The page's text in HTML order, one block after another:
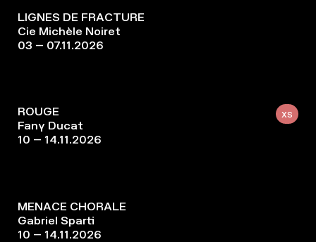
LIGNES DE FRACTURE
Cie Michèle Noiret
03 – 07.11.2026
XS
ROUGE
Fany Ducat
10 – 14.11.2026
MENACE CHORALE
Gabriel Sparti
10 – 14.11.2026